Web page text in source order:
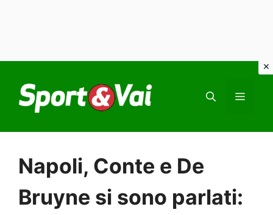
contenuto
Napoli, Conte e De
Bruyne si sono parlati: